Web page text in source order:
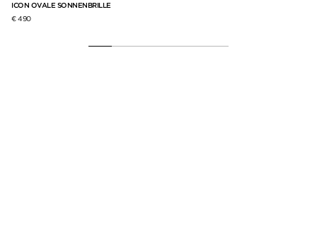
ICON OVALE SONNENBRILLE
€ 490